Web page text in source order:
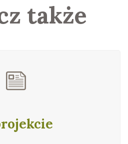
także